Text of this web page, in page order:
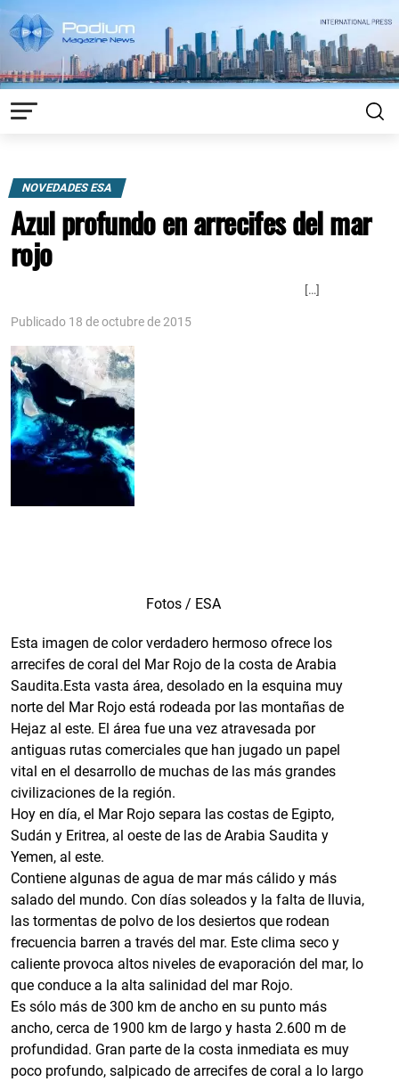
NOVEDADES ESA
Azul profundo en arrecifes del mar
rojo
[…]
Publicado 18 de octubre de 2015
Fotos / ESA
Esta imagen de color verdadero hermoso ofrece los
arrecifes de coral del Mar Rojo de la costa de Arabia
Saudita.Esta vasta área, desolado en la esquina muy
norte del Mar Rojo está rodeada por las montañas de
Hejaz al este. El área fue una vez atravesada por
antiguas rutas comerciales que han jugado un papel
vital en el desarrollo de muchas de las más grandes
civilizaciones de la región.
Hoy en día, el Mar Rojo separa las costas de Egipto,
Sudán y Eritrea, al oeste de las de Arabia Saudita y
Yemen, al este.
Contiene algunas de agua de mar más cálido y más
salado del mundo. Con días soleados y la falta de lluvia,
las tormentas de polvo de los desiertos que rodean
frecuencia barren a través del mar. Este clima seco y
caliente provoca altos niveles de evaporación del mar, lo
que conduce a la alta salinidad del mar Rojo.
Es sólo más de 300 km de ancho en su punto más
ancho, cerca de 1900 km de largo y hasta 2.600 m de
profundidad. Gran parte de la costa inmediata es muy
poco profundo, salpicado de arrecifes de coral a lo largo